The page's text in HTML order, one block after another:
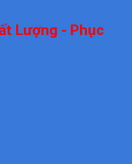
Lượng - Phục